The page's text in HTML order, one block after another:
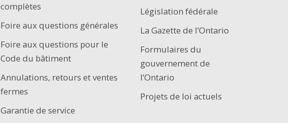
complètes
Foire aux questions générales
Foire aux questions pour le
Code du bâtiment
Annulations, retours et ventes
fermes
Garantie de service
Législation fédérale
La Gazette de l’Ontario
Formulaires du
gouvernement de
l’Ontario
Projets de loi actuels